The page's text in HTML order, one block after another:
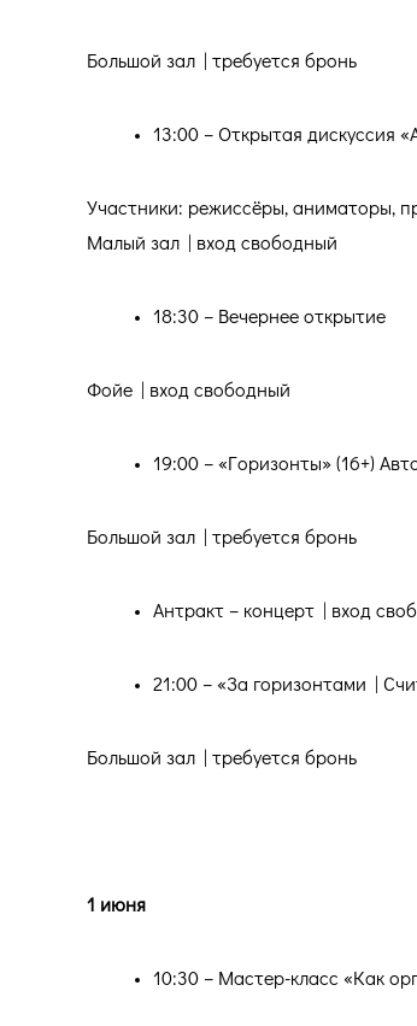
Большой зал | требуется бронь
13:00 – Открытая дискуссия
Участники: режиссёры, аниматоры,
Малый зал | вход свободный
18:30 – Вечернее открытие
Фойе | вход свободный
19:00 – «Горизонты» (16+)
Большой зал | требуется бронь
Антракт – концерт | вход
21:00 – «За горизонтами |
Большой зал | требуется бронь
1 июня
10:30 – Мастер-класс «Как